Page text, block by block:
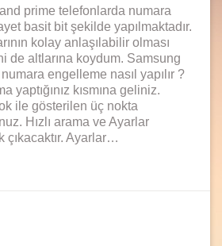
prime telefonlarda numara
basit bit şekilde yapılmaktadır.
kolay anlaşılabilir olması
de altlarına koydum. Samsung
engelleme nasıl yapılır ?
yaptığınız kısmına geliniz.
ile gösterilen üç nokta
Hızlı arama ve Ayarlar
Ayarlar…